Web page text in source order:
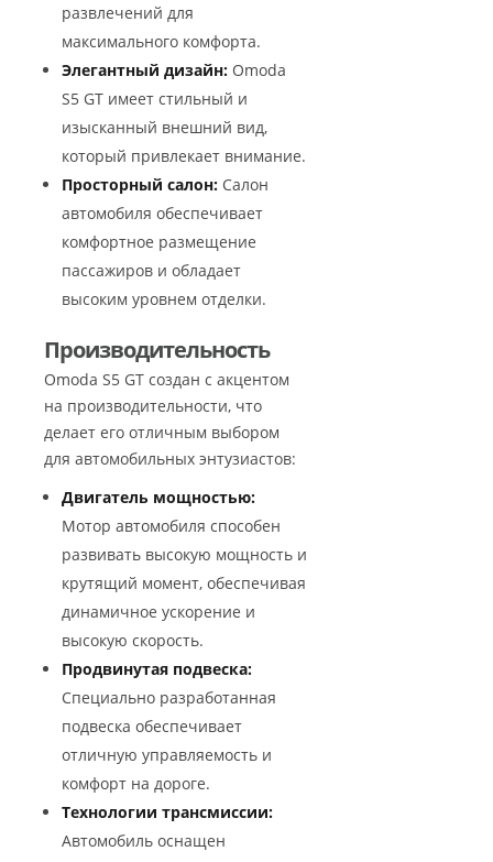
развлечений для
максимального комфорта.
Элегантный дизайн: Omoda
S5 GT имеет стильный и
изысканный внешний вид,
который привлекает внимание.
Просторный салон: Салон
автомобиля обеспечивает
комфортное размещение
пассажиров и обладает
высоким уровнем отделки.
Производительность
Omoda S5 GT создан с акцентом
на производительности, что
делает его отличным выбором
для автомобильных энтузиастов:
Двигатель мощностью:
Мотор автомобиля способен
развивать высокую мощность и
крутящий момент, обеспечивая
динамичное ускорение и
высокую скорость.
Продвинутая подвеска:
Специально разработанная
подвеска обеспечивает
отличную управляемость и
комфорт на дороге.
Технологии трансмиссии:
Автомобиль оснащен